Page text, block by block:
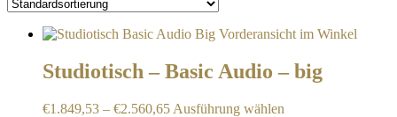
Studiotisch – Basic Audio – big
€1.849,53 – €2.560,65 Ausführung wählen